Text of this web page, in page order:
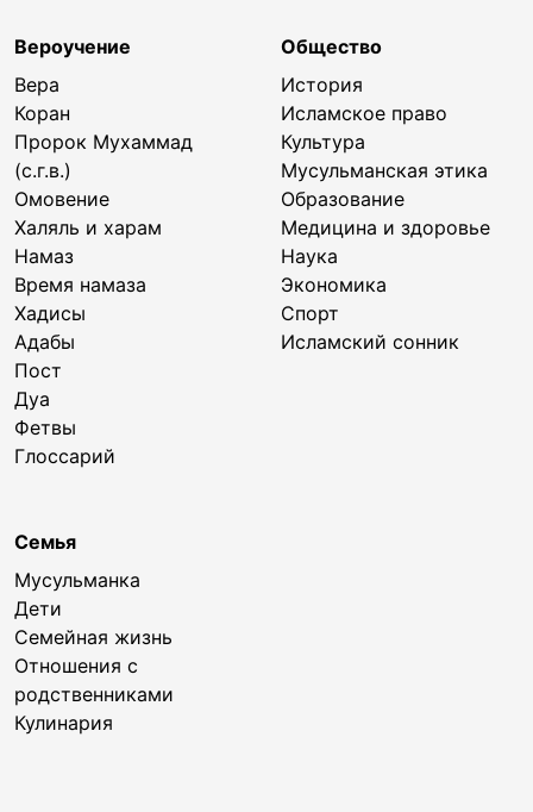
Вероучение
Вера
Коран
Пророк Мухаммад
(с.г.в.)
Омовение
Халяль и харам
Намаз
Время намаза
Хадисы
Адабы
Пост
Дуа
Фетвы
Глоссарий
Общество
История
Исламское право
Культура
Мусульманская этика
Образование
Медицина и здоровье
Наука
Экономика
Спорт
Исламский сонник
Семья
Мусульманка
Дети
Семейная жизнь
Отношения с
родственниками
Кулинария